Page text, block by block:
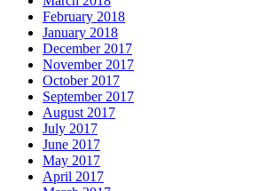
February 2018
January 2018
December 2017
November 2017
October 2017
September 2017
August 2017
July 2017
June 2017
May 2017
April 2017